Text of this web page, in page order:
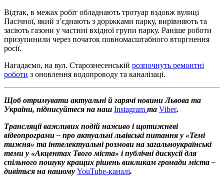
Відтак, в межах робіт обладнають тротуар вздовж вулиці
Пасічної, який з’єднають з доріжками парку, вирівняють та
засіють газони у частині вхідної групи парку. Раніше роботи
призупинили через початок повномасштабного вторгнення
росії.
Нагадаємо, на вул. Старознесенській розпочнуть ремонтні
роботи з оновлення водопроводу та каналізаці.
Щоб отримувати актуальні й гарячі новини Львова та
України, підписуйтеся на наш Instagram та Viber.
Трансляції важливих подій наживо і щотижневі
відеопрограми – про актуальні львівські питання у «Темі
тижня» та інтелектуальні розмови на загальноукраїнські
теми у «Акцентах Твого міста» і публічні дискусії для
спільного пошуку кращих рішень викликам громади міста –
дивіться на нашому YouTube-каналі.